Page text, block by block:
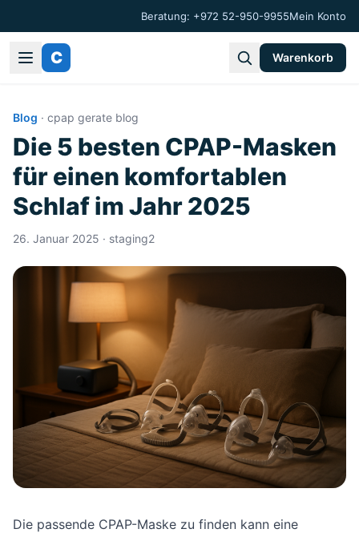
Beratung: +972 52-950-9955Mein Konto
C Warenkorb
Blog · cpap gerate blog
Die 5 besten CPAP-Masken
für einen komfortablen
Schlaf im Jahr 2025
26. Januar 2025 · staging2
Die passende CPAP-Maske zu finden kann eine